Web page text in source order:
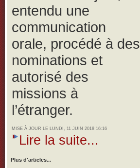
entendu une
communication
orale, procédé à des
nominations et
autorisé des
missions à
l’étranger.
MISE À JOUR LE LUNDI, 11 JUIN 2018 16:16
Lire la suite...
Plus d'articles...